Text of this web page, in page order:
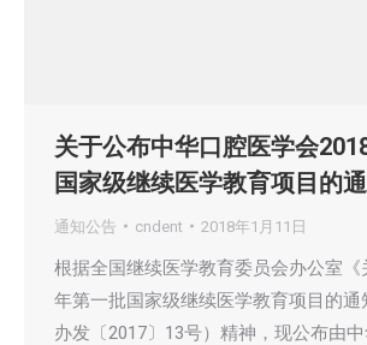
关于公布中华口腔医学会
国家级继续医学教育项目的
通知公告 cndent 2018年1月11日
根据全国继续医学教育委员会办公室《
年第一批国家级继续医学教育项目的通
办发〔2017〕13号）精神，现公布由